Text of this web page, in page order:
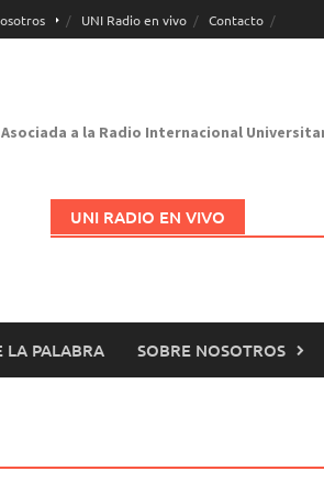
UNI Radio en vivo Contacto
a la Radio Internacional
UNI RADIO EN VIVO
LA PALABRA SOBRE NOSOTROS